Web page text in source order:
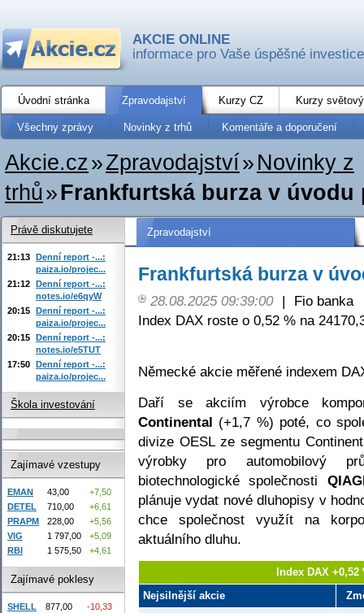
AKCIE ONLINE
informace pro Vaše úspěšné investice
Úvodní stránka Zpravodajství Kurzy CZ Kurzy
Všechny zprávy Novinky z trhů Komentáře a doporučení
Akcie.cz»Zpravodajství» Novinky z
trhů»Frankfurtská burza v úvodu
Zpravodajství
Frankfurtská burza v
28.08.2025 09:39:00 |
Fio banka
Index DAX roste o 0,52 % na
Německé akcie měřené indexem
Daří se akciím výrobce
Continental (+1,7 %) poté, co
divize OESL ze segmentu
výrobky pro automobilový
biotechnologické společnosti
plánuje vydat nové dluhopisy v
chce společnost využít na
aktuálního dluhu.
Index DAX
Nejsilnější akcie
Právě diskutujete
21:13 Denní report -...:
paiza.io/projec...
21:12 Denní report -...:
notes.io/e6qyW
20:15 Denní report -...:
paiza.io/projec...
20:15 Denní report -...:
notes.io/e5TUT
17:50 Denní report -...:
paiza.io/projec...
Škola investování
Zajímavé vzestupy
EMAN 43,00
+7,50
DETEL
710,00
+6,61
PRAPM
228,00
+5,56
VIG
1 797,00
+5,09
RBI
1 575,50 +4,61
Zajímavé poklesy
SHELL 877,00
-10,33